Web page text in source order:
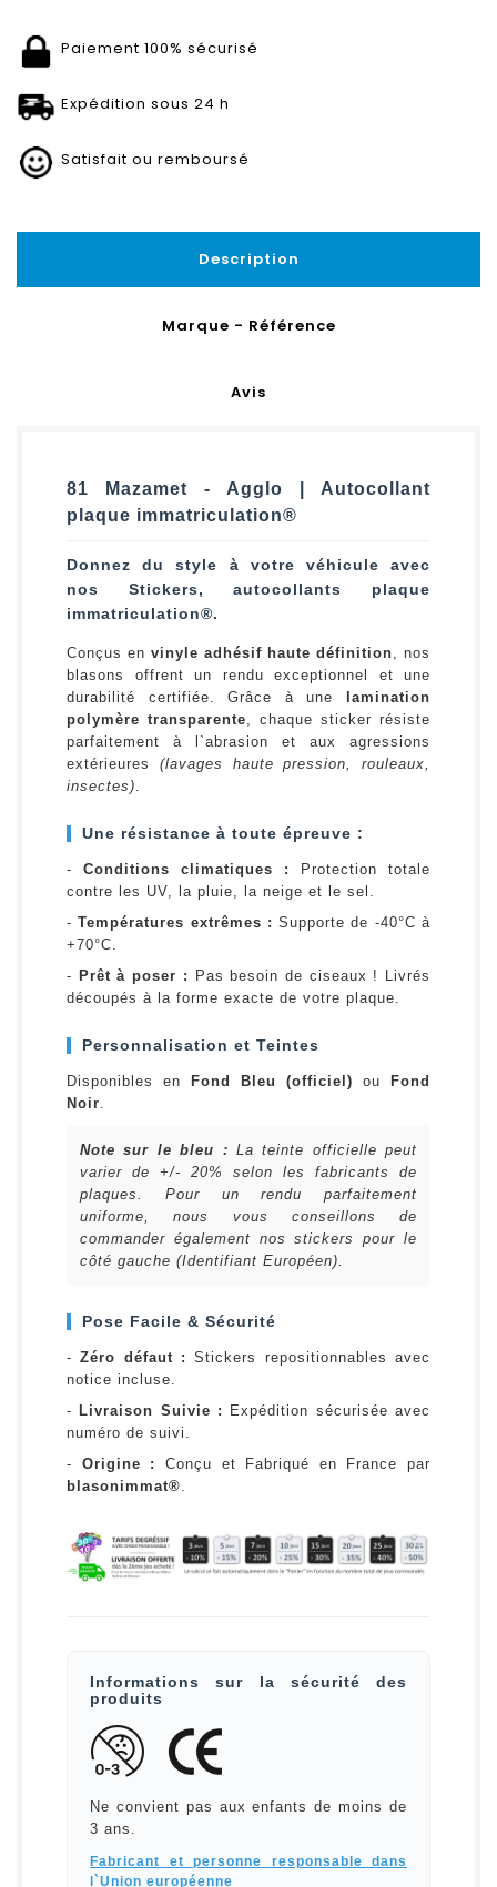
Paiement 100% sécurisé
Expédition sous 24 h
Satisfait ou remboursé
Description
Marque - Référence
Avis
81 Mazamet - Agglo | Autocollant
plaque immatriculation®
Donnez du style à votre véhicule avec
nos Stickers, autocollants plaque
immatriculation®.
Conçus en vinyle adhésif haute définition, nos
blasons offrent un rendu exceptionnel et une
durabilité certifiée. Grâce à une
lamination
polymère transparente, chaque sticker résiste
parfaitement à l`abrasion et aux agressions
extérieures (lavages haute pression, rouleaux,
insectes).
Une résistance à toute épreuve :
- Conditions climatiques :
Protection totale
contre les UV, la pluie, la neige et le sel.
-Températures extrêmes : Supporte de -40°C à
+70°C.
- Prêt à poser :
Pas besoin de ciseaux ! Livrés
découpés à la forme exacte de votre plaque.
Personnalisation et Teintes
Disponibles en Fond Bleu (officiel) ou
Fond
Noir.
Note sur le bleu : La teinte officielle peut
varier de +/- 20% selon les fabricants de
plaques. Pour un rendu parfaitement
uniforme, nous vous conseillons de
commander également nos stickers pour le
côté gauche (Identifiant Européen).
Pose Facile & Sécurité
-Zéro défaut : Stickers repositionnables avec
notice incluse.
- Livraison Suivie :
Expédition sécurisée avec
numéro de suivi.
- Origine :
Conçu et Fabriqué en France par
blasonimmat®.
Informations sur la sécurité des
produits
Ne convient pas aux enfants de moins de
3 ans.
Fabricant et personne responsable dans
l`Union européenne